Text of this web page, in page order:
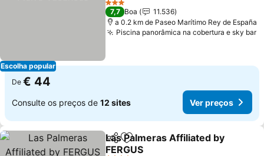
Escolha popular
3 Estrelas
7,7 Boa
11.536
a 0.2 km de Paseo Marítimo Rey de España
Piscina panorâmica na cobertura e sky bar
De € 44
Consulte os preços de 12 sites Ver preços
PartilharAdicionar aos favoritos
Las Palmeras Affiliated by
FERGUS